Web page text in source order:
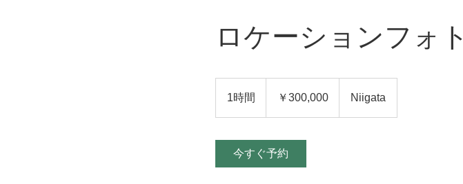
ロケーションフォト
1時間 ￥300,000 Niigata
今すぐ予約